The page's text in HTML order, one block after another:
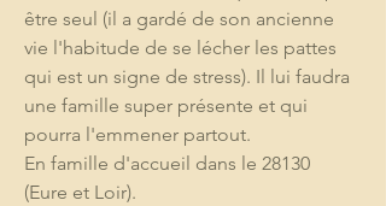
être seul (il a gardé de son ancienne
vie l'habitude de se lécher les pattes
qui est un signe de stress). Il lui faudra
une famille super présente et qui
pourra l'emmener partout.
En famille d'accueil dans le 28130
(Eure et Loir).